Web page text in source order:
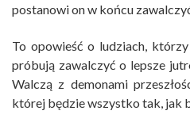
postanowi on w końcu
To opowieść o ludziach, którzy
próbują zawalczyć o lepsze
Walczą z demonami
której będzie wszystko tak, jak